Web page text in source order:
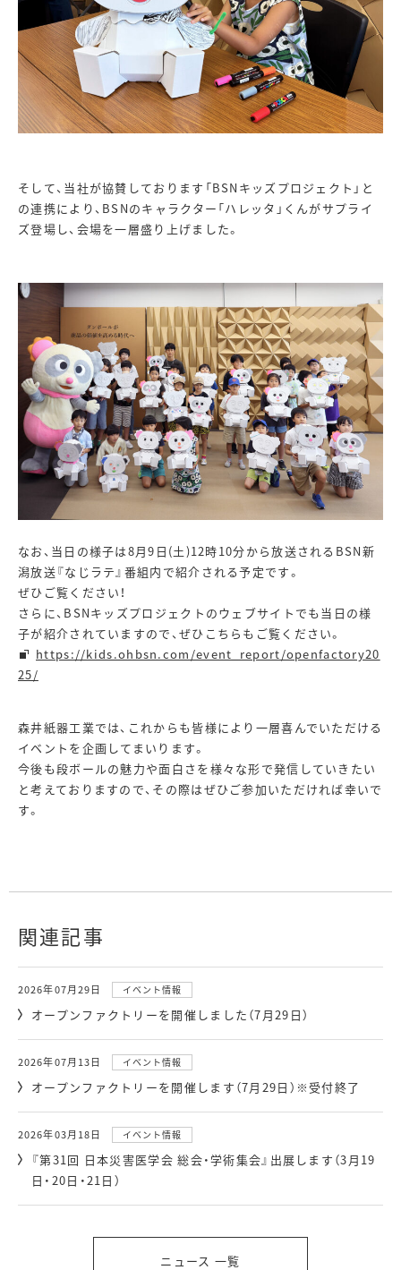
そして、当社が協賛しております「BSNキッズプロジェクト」と
の連携により、BSNのキャラクター「ハレッタ」くんがサプライ
ズ登場し、会場を一層盛り上げました。
なお、当日の様子は8月9日(土)12時10分から放送されるBSN新
潟放送『なじラテ』番組内で紹介される予定です。
ぜひご覧ください！
さらに、BSNキッズプロジェクトのウェブサイトでも当日の様
子が紹介されていますので、ぜひこちらもご覧ください。
https://kids.ohbsn.com/event_report/openfactory20
25/
森井紙器工業では、これからも皆様により一層喜んでいただける
イベントを企画してまいります。
今後も段ボールの魅力や面白さを様々な形で発信していきたい
と考えておりますので、その際はぜひご参加いただければ幸いで
す。
関連記事
2026年07月29日 イベント情報
オープンファクトリーを開催しました（7月29日）
2026年07月13日 イベント情報
オープンファクトリーを開催します（7月29日）※受付終了
2026年03月18日 イベント情報
『第31回 日本災害医学会 総会・学術集会』出展します（3月19
日・20日・21日）
ニュース 一覧